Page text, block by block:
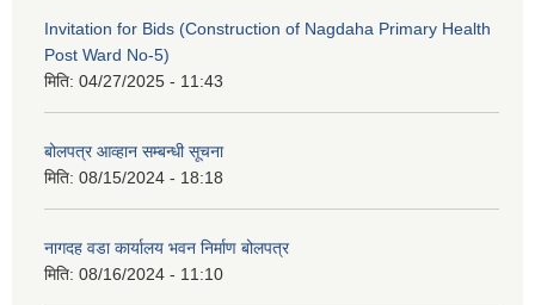
Invitation for Bids (Construction of Nagdaha Primary Health
Post Ward No-5)
मिति: 04/27/2025 - 11:43
बोलपत्र आव्हान सम्बन्धी सूचना
मिति: 08/15/2024 - 18:18
नागदह वडा कार्यालय भवन निर्माण बोलपत्र
मिति: 08/16/2024 - 11:10